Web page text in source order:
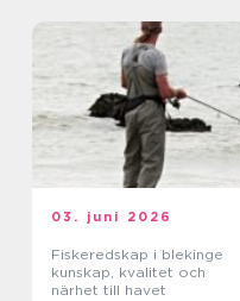
03. juni 2026
Fiskeredskap i blekinge
kunskap, kvalitet och
närhet till havet